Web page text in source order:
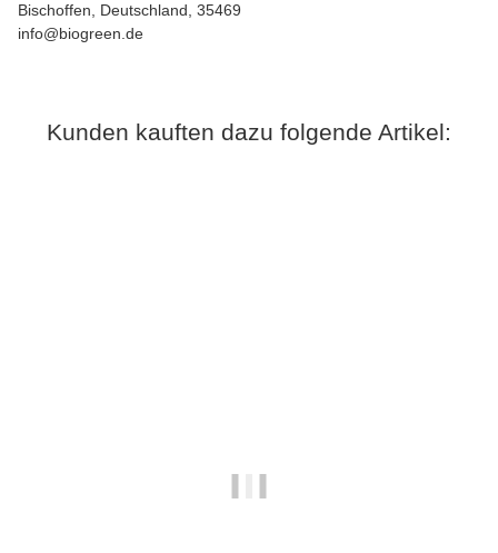
Bischoffen, Deutschland, 35469
info@biogreen.de
Kunden kauften dazu folgende Artikel: